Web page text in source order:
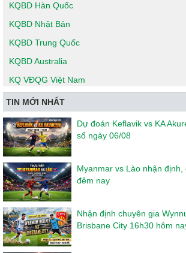
KQBD Hàn Quốc
KQBD Nhật Bản
KQBD Trung Quốc
KQBD Australia
KQ VĐQG Việt Nam
TIN MỚI NHẤT
Dự đoán Keflavik vs KA
số ngày 06/08
Myanmar vs Lào nhận
đêm nay
Nhận định chuyên gia
Brisbane City 16h30 hôm